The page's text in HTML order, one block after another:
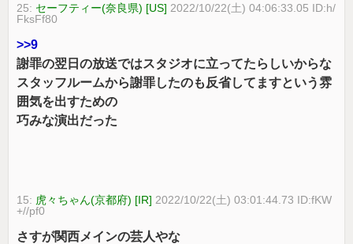
25: セーフティー(奈良県) [US] 2022/10/22(土) 04:06:33.05 ID:h/
FksFf80
>>9
謝罪の翌日の放送ではスタジオに立ってたらしいからな
スタッフルームから謝罪したのも反省してますという雰
囲気を出すための
巧みな演出だった
15: 虎々ちゃん(京都府) [IR] 2022/10/22(土) 03:01:44.73 ID:fKW
+//pf0
さすが関西メインの芸人やな